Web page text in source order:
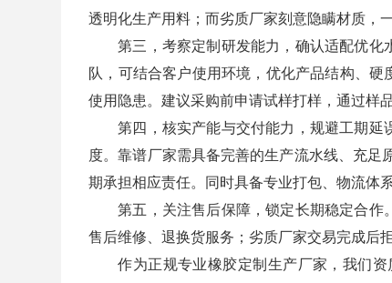
透明化生产用料；而劣质厂家刻意隐瞒材质，
第三，考察定制研发能力，确认适配优化
队，可结合客户使用环境，优化产品结构、
使用隐患。建议采购前申请试样打样，通过样
第四，核实产能与交付能力，规避工期
度。靠谱厂家需具备完善的生产流水线、充
期承担相应责任。同时具备专业打包、物流体
第五，关注售后保障，锁定长期稳定合作
售后维修、退换货服务；劣质厂家交易完成后
作为正规专业橡胶定制生产厂家，我们